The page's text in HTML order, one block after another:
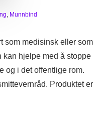
, Munnbind
som medisinsk eller som
kan hjelpe med å stoppe
og i det offentlige rom.
Produktet er